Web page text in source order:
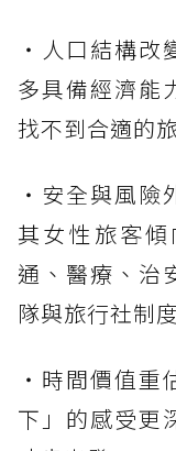
・人口結構
多具備經濟能
找不到合適的
・安全與風
其女性旅客
通、醫療、治
隊與旅行社制
・時間價值
下」的感受更